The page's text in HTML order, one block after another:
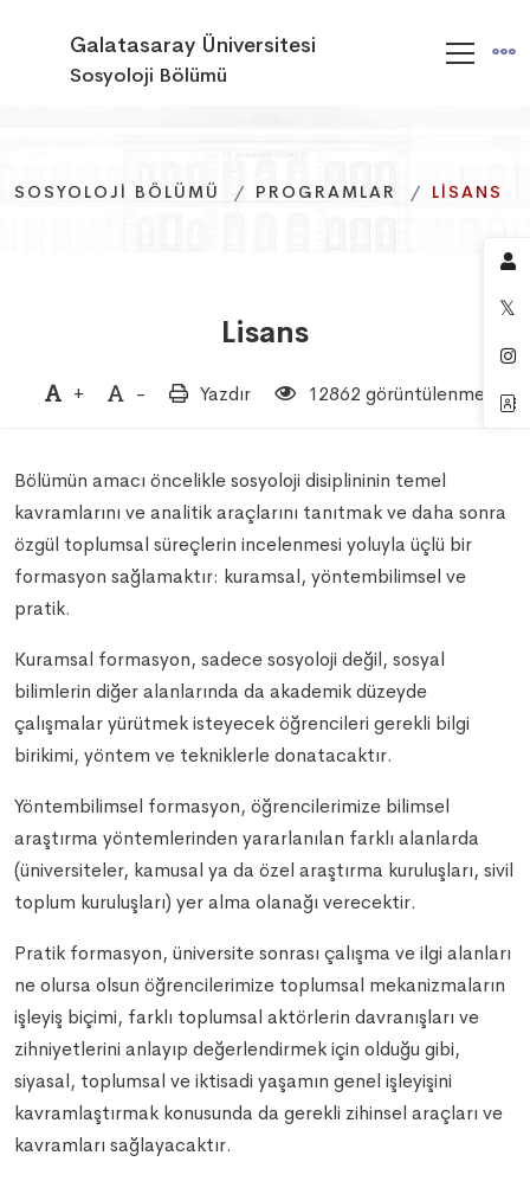
Galatasaray Üniversitesi
Sosyoloji Bölümü
SOSYOLOJI BÖLÜMÜ PROGRAMLAR LISANS
SOSYOLOJI BÖLÜMÜ PROGRAMLAR LISANS
SOSYOLOJI BÖLÜMÜ PROGRAMLAR LISANS
Lisans
+ - Yazdır 12862 görüntülenme
Bölümün amacı öncelikle sosyoloji disiplininin temel
kavramlarını ve analitik araçlarını tanıtmak ve daha sonra
özgül toplumsal süreçlerin incelenmesi yoluyla üçlü bir
formasyon sağlamaktır: kuramsal, yöntembilimsel ve
pratik.
Kuramsal formasyon, sadece sosyoloji değil, sosyal
bilimlerin diğer alanlarında da akademik düzeyde
çalışmalar yürütmek isteyecek öğrencileri gerekli bilgi
birikimi, yöntem ve tekniklerle donatacaktır.
Yöntembilimsel formasyon, öğrencilerimize bilimsel
araştırma yöntemlerinden yararlanılan farklı alanlarda
(üniversiteler, kamusal ya da özel araştırma kuruluşları, sivil
toplum kuruluşları) yer alma olanağı verecektir.
Pratik formasyon, üniversite sonrası çalışma ve ilgi alanları
ne olursa olsun öğrencilerimize toplumsal mekanizmaların
işleyiş biçimi, farklı toplumsal aktörlerin davranışları ve
zihniyetlerini anlayıp değerlendirmek için olduğu gibi,
siyasal, toplumsal ve iktisadi yaşamın genel işleyişini
kavramlaştırmak konusunda da gerekli zihinsel araçları ve
kavramları sağlayacaktır.